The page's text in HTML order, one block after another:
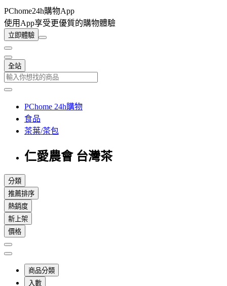
PChome24h購物App
使用App享受更優質的購物體驗
立即體驗
全站
PChome 24h購物
食品
茶葉/茶包
仁愛農會 台灣茶
分類
推薦排序
熱銷度
新上架
價格
商品分類
入數